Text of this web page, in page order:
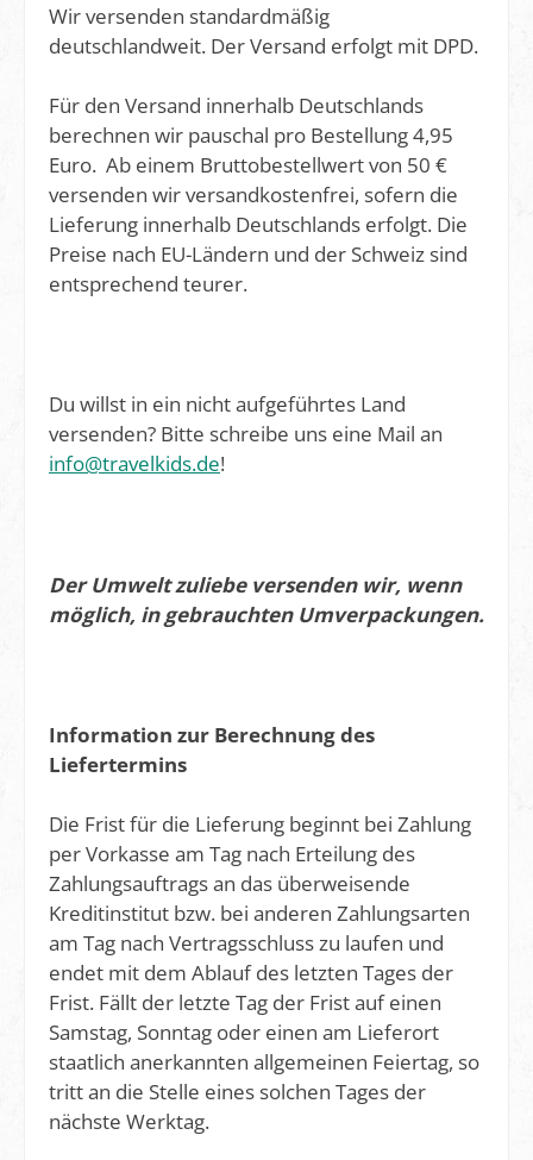
Wir versenden standardmäßig
deutschlandweit. Der Versand erfolgt mit DPD.
Für den Versand innerhalb Deutschlands
berechnen wir pauschal pro Bestellung 4,95
Euro. Ab einem Bruttobestellwert von 50 €
versenden wir versandkostenfrei, sofern die
Lieferung innerhalb Deutschlands erfolgt. Die
Preise nach EU-Ländern und der Schweiz sind
entsprechend teurer.
Du willst in ein nicht aufgeführtes Land
versenden? Bitte schreibe uns eine Mail an
info@travelkids.de!
Der Umwelt zuliebe versenden wir, wenn
möglich, in gebrauchten Umverpackungen.
Information zur Berechnung des
Liefertermins
Die Frist für die Lieferung beginnt bei Zahlung
per Vorkasse am Tag nach Erteilung des
Zahlungsauftrags an das überweisende
Kreditinstitut bzw. bei anderen Zahlungsarten
am Tag nach Vertragsschluss zu laufen und
endet mit dem Ablauf des letzten Tages der
Frist. Fällt der letzte Tag der Frist auf einen
Samstag, Sonntag oder einen am Lieferort
staatlich anerkannten allgemeinen Feiertag, so
tritt an die Stelle eines solchen Tages der
nächste Werktag.